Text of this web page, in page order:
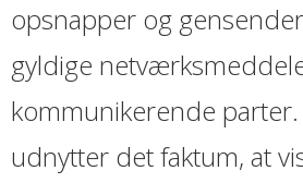
opsnapper og
gyldige
kommunikerende
udnytter det faktum, at